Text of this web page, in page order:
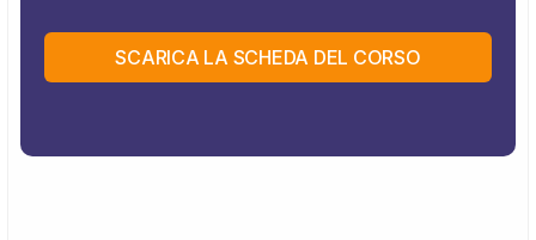
SCARICA LA SCHEDA DEL CORSO